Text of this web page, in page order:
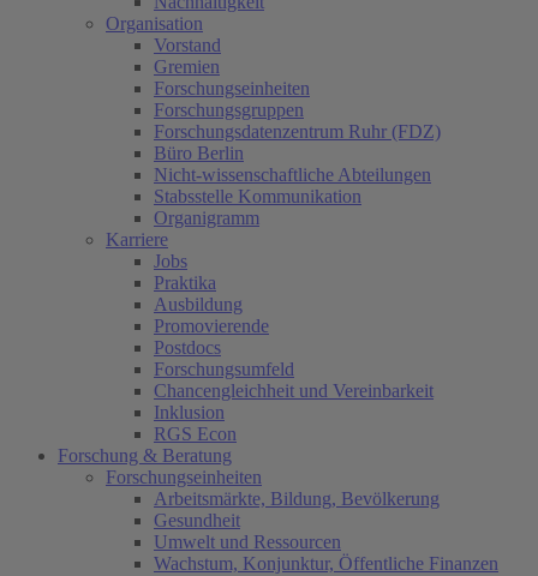
Organisation
Vorstand
Gremien
Forschungseinheiten
Forschungsgruppen
Forschungsdatenzentrum Ruhr (FDZ)
Büro Berlin
Nicht-wissenschaftliche Abteilungen
Stabsstelle Kommunikation
Organigramm
Karriere
Jobs
Praktika
Ausbildung
Promovierende
Postdocs
Forschungsumfeld
Chancengleichheit und Vereinbarkeit
Inklusion
RGS Econ
Forschung & Beratung
Forschungseinheiten
Arbeitsmärkte, Bildung, Bevölkerung
Gesundheit
Umwelt und Ressourcen
Wachstum, Konjunktur, Öffentliche Finanzen